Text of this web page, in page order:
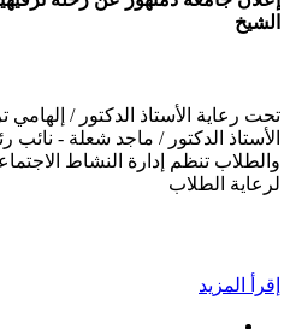
الشيخ
تحت رعاية الأستاذ الدكتور /
الأستاذ الدكتور / ماجد شعلة - نائب
والطلاب تنظم إدارة النشاط
لرعاية الطلاب
إقرأ المزيد